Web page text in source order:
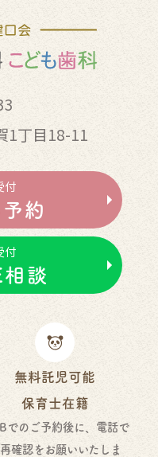
1丁目18-11
付
約
付
談
無料託児可能
保育士在籍
でのご予約後に、電話で
確認をお願いいたしま